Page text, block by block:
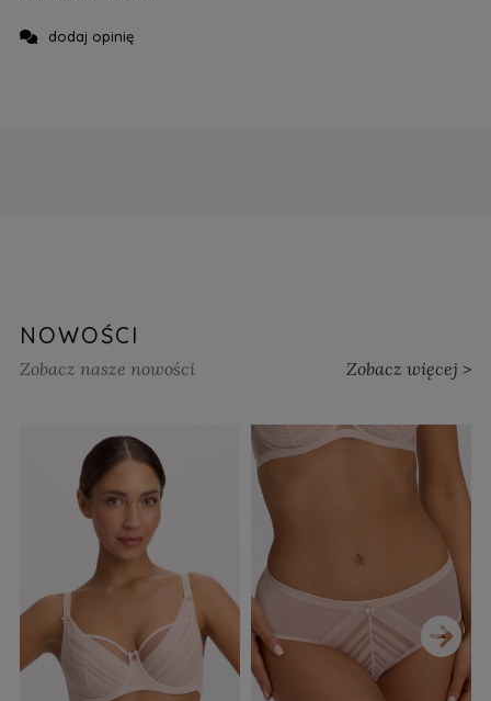
dodaj opinię
NOWOŚCI
Zobacz nasze nowości Zobacz więcej >
›